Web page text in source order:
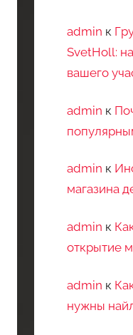
admin к
SvetHoll:
вашего
admin к
admin к
магазина
admin к
открытие
admin к
нужны